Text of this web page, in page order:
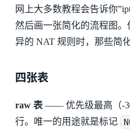
网上大多数教程会告诉你
然后画一张简化的流程图
异的 NAT 规则时，那些简
四张表
raw 表—— 优先级最高（-
行。唯一的用途就是标记